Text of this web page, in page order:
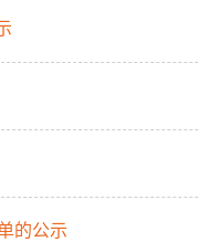
的公示